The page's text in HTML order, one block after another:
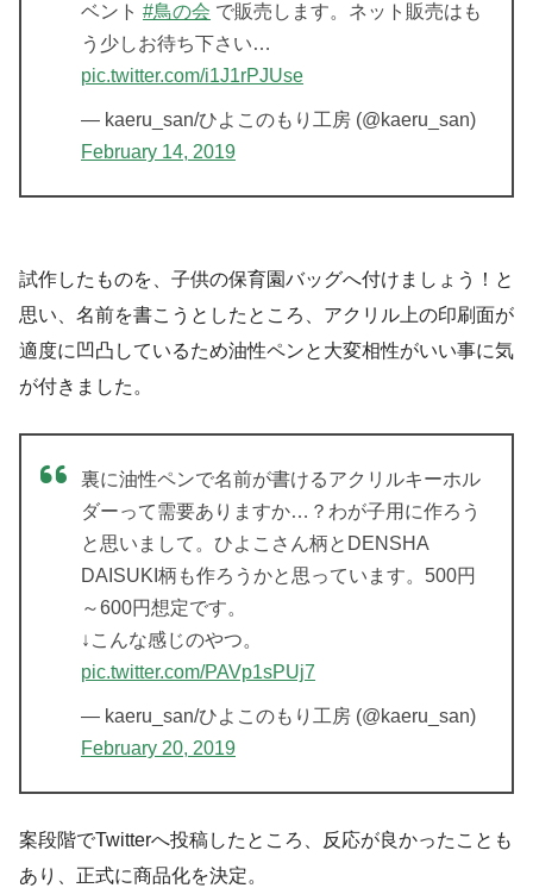
ベント #鳥の会 で販売します。ネット販売はも
う少しお待ち下さい…
pic.twitter.com/i1J1rPJUse
— kaeru_san/ひよこのもり工房 (@kaeru_san)
February 14, 2019
試作したものを、子供の保育園バッグへ付けましょう！と
思い、名前を書こうとしたところ、アクリル上の印刷面が
適度に凹凸しているため油性ペンと大変相性がいい事に気
が付きました。
裏に油性ペンで名前が書けるアクリルキーホル
ダーって需要ありますか…？わが子用に作ろう
と思いまして。ひよこさん柄とDENSHA
DAISUKI柄も作ろうかと思っています。500円
～600円想定です。
↓こんな感じのやつ。
pic.twitter.com/PAVp1sPUj7
— kaeru_san/ひよこのもり工房 (@kaeru_san)
February 20, 2019
案段階でTwitterへ投稿したところ、反応が良かったことも
あり、正式に商品化を決定。